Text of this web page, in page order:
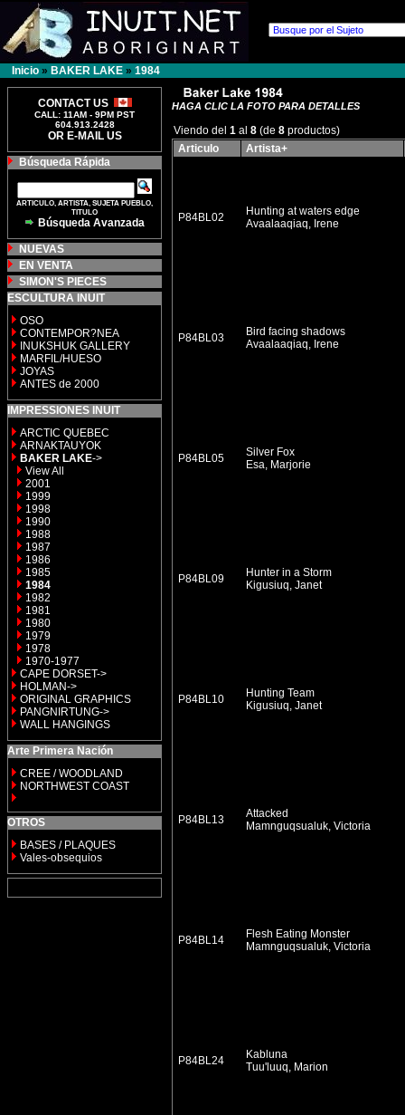
Inicio » BAKER LAKE » 1984
CONTACT US
CALL: 11AM - 9PM PST
604.913.2428
OR E-MAIL US
Búsqueda Rápida
ARTICULO, ARTISTA, SUJETA PUEBLO,
TITULO
Búsqueda Avanzada
NUEVAS
EN VENTA
SIMON'S PIECES
ESCULTURA INUIT
OSO
CONTEMPOR?NEA
INUKSHUK GALLERY
MARFIL/HUESO
JOYAS
ANTES de 2000
IMPRESSIONES INUIT
ARCTIC QUEBEC
ARNAKTAUYOK
BAKER LAKE->
View All
2001
1999
1998
1990
1988
1987
1986
1985
1984
1982
1981
1980
1979
1978
1970-1977
CAPE DORSET->
HOLMAN->
ORIGINAL GRAPHICS
PANGNIRTUNG->
WALL HANGINGS
Arte Primera Nación
CREE / WOODLAND
NORTHWEST COAST
OTROS
BASES / PLAQUES
Vales-obsequios
HAGA CLIC LA FOTO PARA DETALLES
Viendo del 1 al 8 (de 8 productos)
Articulo
Artista+
P84BL02
Hunting at waters edge
Avaalaaqiaq, Irene
P84BL03
Bird facing shadows
Avaalaaqiaq, Irene
P84BL05
Silver Fox
Esa, Marjorie
P84BL09
Hunter in a Storm
Kigusiuq, Janet
P84BL10
Hunting Team
Kigusiuq, Janet
P84BL13
Attacked
Mamnguqsualuk, Victoria
P84BL14
Flesh Eating Monster
Mamnguqsualuk, Victoria
P84BL24
Kabluna
Tuu'luuq, Marion